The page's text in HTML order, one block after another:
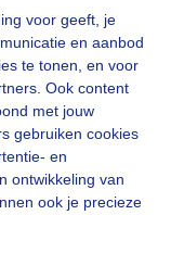
voor geeft, je
en aanbod
te tonen, en voor
Ook content
met jouw
gebruiken cookies
en
ontwikkeling van
ook je precieze